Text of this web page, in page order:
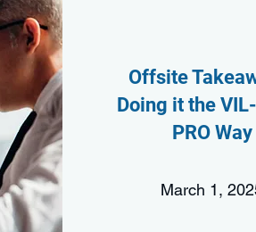
Offsite
Doing it the
PRO Way
March 1,